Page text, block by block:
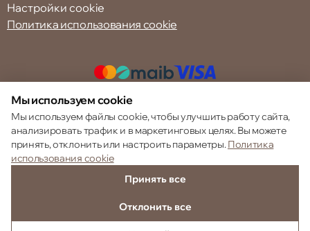
Настройки cookie
Политика использования cookie
© 2013 – 2026 ECOM
Мы используем cookie
Мы используем файлы cookie, чтобы улучшить работу сайта,
анализировать трафик и в маркетинговых целях. Вы можете
принять, отклонить или настроить параметры.Политика
использования cookie
Принять все
Отклонить все